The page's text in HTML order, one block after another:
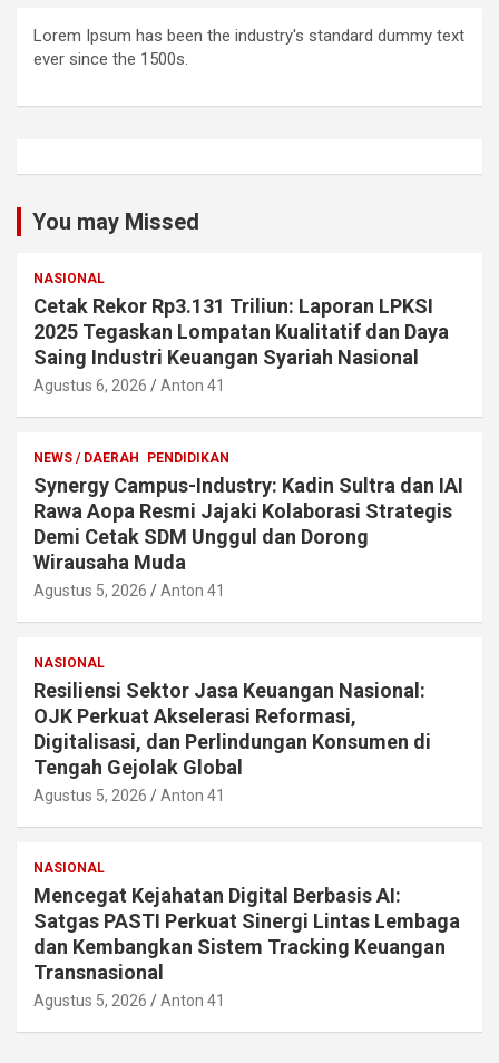
Lorem Ipsum has been the industry's standard dummy text
ever since the 1500s.
You may Missed
NASIONAL
Cetak Rekor Rp3.131 Triliun: Laporan LPKSI
2025 Tegaskan Lompatan Kualitatif dan Daya
Saing Industri Keuangan Syariah Nasional
Agustus 6, 2026 Anton 41
NEWS / DAERAH PENDIDIKAN
Synergy Campus-Industry: Kadin Sultra dan IAI
Rawa Aopa Resmi Jajaki Kolaborasi Strategis
Demi Cetak SDM Unggul dan Dorong
Wirausaha Muda
Agustus 5, 2026 Anton 41
NASIONAL
Resiliensi Sektor Jasa Keuangan Nasional:
OJK Perkuat Akselerasi Reformasi,
Digitalisasi, dan Perlindungan Konsumen di
Tengah Gejolak Global
Agustus 5, 2026 Anton 41
NASIONAL
Mencegat Kejahatan Digital Berbasis AI:
Satgas PASTI Perkuat Sinergi Lintas Lembaga
dan Kembangkan Sistem Tracking Keuangan
Transnasional
Agustus 5, 2026 Anton 41